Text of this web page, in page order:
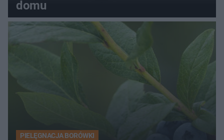
domu
PIELĘGNACJA BORÓWKI